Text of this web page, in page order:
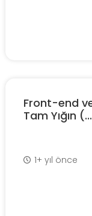
Front-end
Tam Yığın (...
1+ yıl önce